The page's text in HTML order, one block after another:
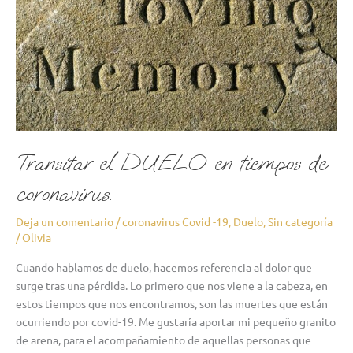
Transitar el DUELO en tiempos de
coronavirus.
Deja un comentario /coronavirus Covid -19, Duelo,Sin categoría
/Olivia
Cuando hablamos de duelo, hacemos referencia al dolor que
surge tras una pérdida. Lo primero que nos viene a la cabeza, en
estos tiempos que nos encontramos, son las muertes que están
ocurriendo por covid-19. Me gustaría aportar mi pequeño granito
de arena, para el acompañamiento de aquellas personas que
coronavirus.